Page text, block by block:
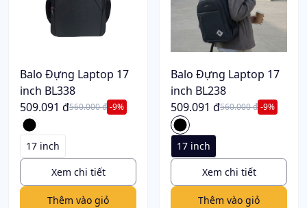
Balo Đựng Laptop 17
inch BL338
509.091 đ560.000 đ -9%
17 inch
Xem chi tiết
Thêm vào giỏ
Balo Đựng Laptop 17
inch BL238
509.091 đ560.000 đ -9%
17 inch
Xem chi tiết
Thêm vào giỏ